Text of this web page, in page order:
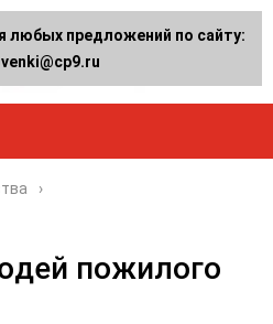
пожилого
любых предложений по сайту: